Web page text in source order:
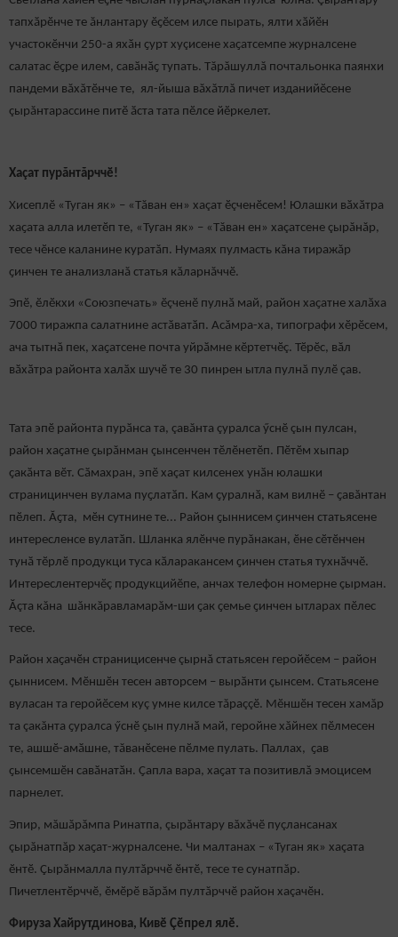
тапхӑрӗнче те ăнлантару ӗҫӗсем илсе пырать, ялти хӑйӗн
участокӗнчи 250-а яхӑн ҫурт хуçисене хаҫатсемпе журналсене
салатас ӗҫре илем, савӑнӑҫ тупать. Тăрăшуллă почтальонка паянхи
пандеми вăхăтӗнче те, ял-йыша вăхăтлă пичет изданийӗсене
çырăнтарассине питӗ ӑста тата пӗлсе йӗркелет.
Хаçат пурăнтăрччӗ!
Хисеплӗ «Туган як» – «Тăван ен» хаçат ӗçченӗсем! Юлашки вӑхӑтра
хаҫата алла илетӗп те, «Туган як» – «Тăван ен» хаçатсене çырăнăр,
тесе чӗнсе каланине куратăп. Нумаях пулмасть кăна тиражăр
ҫинчен те анализланă статья кăларнăччӗ.
Эпӗ, ӗлӗкхи «Союзпечать» ӗçченӗ пулнӑ май, район хаҫатне халӑха
7000 тиражпа салатнине астӑватӑп. Асăмра-ха, типографи хӗрӗсем,
ача тытнă пек, хаҫатсене почта уйрӑмне кӗртетчӗç. Тӗрӗс, вӑл
вӑхӑтра районта халӑх шучӗ те 30 пинрен ытла пулнă пулӗ çав.
Тата эпӗ районта пурӑнса та, çавăнта çуралса ӳснӗ çын пулсан,
район хаҫатне ҫырăнман çынсенчен тӗлӗнетӗп. Пӗтӗм хыпар
ҫакӑнта вӗт. Сӑмахран, эпӗ хаçат килсенех унӑн юлашки
страницинчен вулама пуҫлатӑп. Кам ҫуралнӑ, кам вилнӗ – ҫавăнтан
пӗлеп. Ӑҫта, мӗн сутнине те... Район ҫыннисем ҫинчен статьясене
интересленсе вулатӑп. Шланка ялӗнче пурăнакан, ӗне сӗтӗнчен
тунӑ тӗрлӗ продукци туса кӑларакансем ҫинчен статья тухнӑччӗ.
Интереслентерчӗç продукцийӗпе, анчах телефон номерне ҫырман.
Ăçта кăна шăнкăравламарăм-ши ҫак ҫемье ҫинчен ытларах пӗлес
тесе.
Район хаҫачӗн страницисенче çырнă статьясен геройӗсем – район
ҫыннисем. Мӗншӗн тесен авторсем – вырӑнти ҫынсем. Статьясене
вуласан та геройӗсем куç умне килсе тăраççӗ. Мӗншӗн тесен хамăр
та çакăнта ҫуралса ӳснӗ ҫын пулнӑ май, геройне хăйнех пӗлмесен
те, ашшӗ-амӑшне, тăванӗсене пӗлме пулать. Паллах, ҫав
ҫынсемшӗн савӑнатӑн. Ҫапла вара, хаҫат та позитивлă эмоцисем
парнелет.
Эпир, мăшăрăмпа Ринатпа, çырăнтару вăхăчӗ пуçлансанах
çырăнатпăр хаҫат-журналсене. Чи малтанах – «Туган як» хаçата
ӗнтӗ. Çырăнмалла пултăрччӗ ӗнтӗ, тесе те сунатпăр.
Пичетлентӗрччӗ, ӗмӗрӗ вăрăм пултăрччӗ район хаçачӗн.
Фируза Хайрутдинова, Кивӗ Çӗпрел ялӗ.